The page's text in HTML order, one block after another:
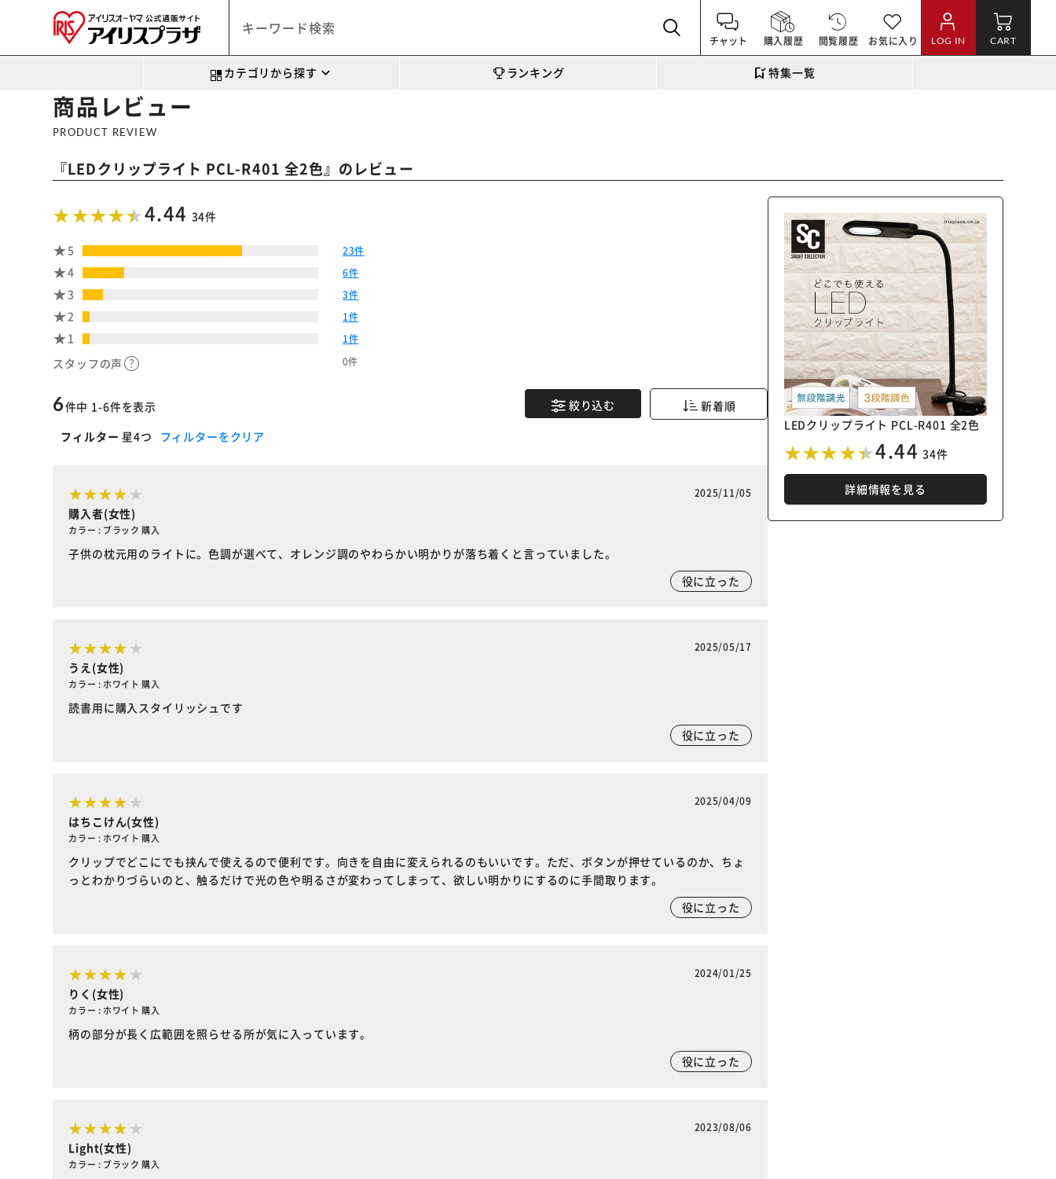
チャット 購入履歴 閲覧履歴 お気に入り LOG IN CART
カテゴリから探す ランキング 特集一覧
商品レビュー
PRODUCT REVIEW
『LEDクリップライト PCL-R401 全2色』のレビュー
LEDクリップライト PCL-R401 全2色
4.44 34件
詳細情報を見る
4.44 34件
5 23件
4 6件
3 3件
2 1件
1 1件
スタッフの声 0件
絞り込む 新着順
6件中 1-6件を表示
フィルター 星4つ フィルターをクリア
2025/11/05
購入者(女性)
カラー : ブラック 購入
子供の枕元用のライトに。色調が選べて、オレンジ調のやわらかい明かりが落ち着くと言っていました。
役に立った
2025/05/17
うえ(女性)
カラー : ホワイト 購入
読書用に購入スタイリッシュです
役に立った
2025/04/09
はちこけん(女性)
カラー : ホワイト 購入
クリップでどこにでも挟んで使えるので便利です。向きを自由に変えられるのもいいです。ただ、ボタンが押せているのか、ちょ
っとわかりづらいのと、触るだけで光の色や明るさが変わってしまって、欲しい明かりにするのに手間取ります。
役に立った
2024/01/25
りく(女性)
カラー : ホワイト 購入
柄の部分が長く広範囲を照らせる所が気に入っています。
役に立った
2023/08/06
Light(女性)
カラー : ブラック 購入